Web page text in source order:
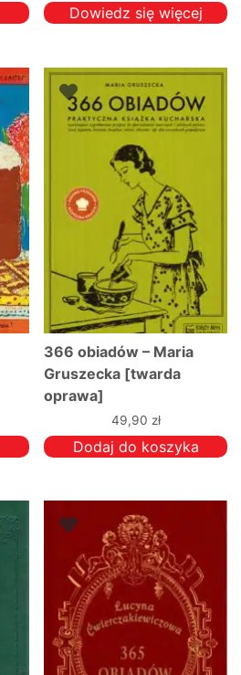
Dowiedz się więcej
366 obiadów – Maria
Gruszecka [twarda
oprawa]
49,90 zł
Dodaj do koszyka